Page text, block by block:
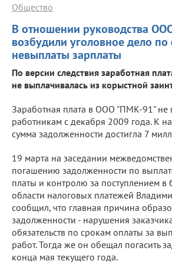
В отношении руководства
возбудили уголовное дело по
невыплаты зарплаты
Общество
По версии следствия заработная
не выплачивалась из корыстной
Заработная плата в ООО "ПМК-91" не
работникам с декабря 2009 года. К
сумма задолженности достигла 7
19 марта на заседании
погашению задолженности по
платы и контролю за поступлением в
области налоговых платежей
сообщил, что главная причина
задолженности - нарушения
обязательств по срокам оплаты за
работ. Тогда же он обещал погасить
конца мая текущего года.